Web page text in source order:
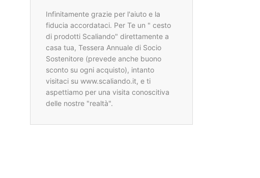
Infinitamente grazie per l'aiuto e la
fiducia accordataci. Per Te un " cesto
di prodotti Scaliando" direttamente a
casa tua, Tessera Annuale di Socio
Sostenitore (prevede anche buono
sconto su ogni acquisto), intanto
visitaci su www.scaliando.it, e ti
aspettiamo per una visita conoscitiva
delle nostre "realtà".